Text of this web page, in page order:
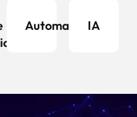
AutomaçãoIA